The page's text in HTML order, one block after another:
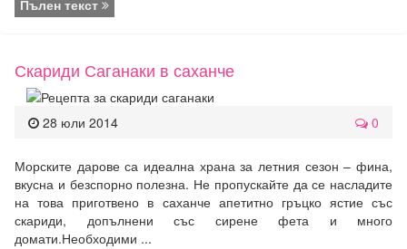
Пълен текст
Скариди Саганаки в саханче
28 юли 2014 0
Морските дарове са идеална храна за летния сезон – фина,
вкусна и безспорно полезна. Не пропускайте да се насладите
на това приготвено в саханче апетитно гръцко ястие със
скариди, допълнени със сирене фета и много
домати.Необходими ...